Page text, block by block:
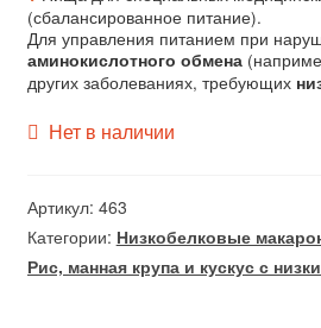
Мой счет
пользовател
ей
(сбалансированное питание).
Для управления питанием при
аминокислотного обмена
других заболеваниях, требующих
Нет в наличии
Артикул: 463
Категории: Низкобелковые
Рис, манная крупа и кускус с